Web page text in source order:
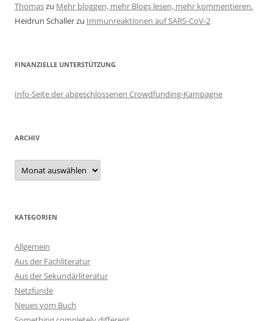
Thomaszu Mehr bloggen, mehr Blogs lesen, mehr kommentieren.
Heidrun Schallerzu Immunreaktionen auf SARS-CoV-2
FINANZIELLE UNTERSTÜTZUNG
Info-Seite der abgeschlossenen Crowdfunding-Kampagne
ARCHIV
Archiv
KATEGORIEN
Allgemein
Aus der Fachliteratur
Aus der Sekundärliteratur
Netzfunde
Neues vom Buch